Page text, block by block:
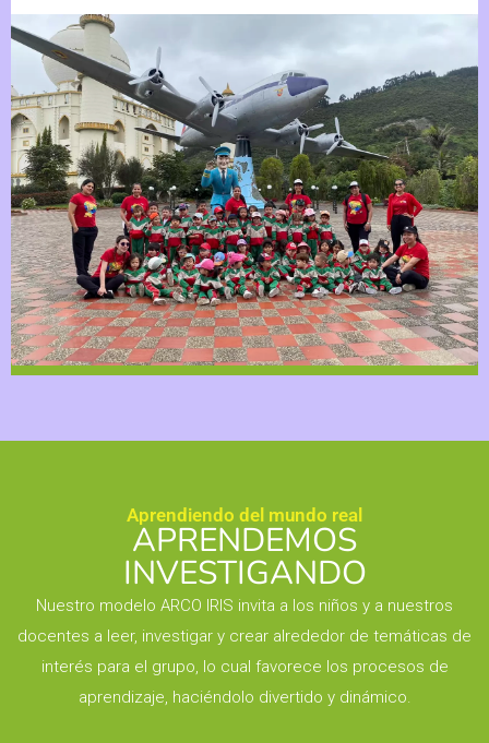
Aprendiendo del mundo real
APRENDEMOS
INVESTIGANDO
Nuestro modelo ARCO IRIS invita a los niños y a nuestros
docentes a leer, investigar y crear alrededor de temáticas de
interés para el grupo, lo cual favorece los procesos de
aprendizaje, haciéndolo divertido y dinámico.